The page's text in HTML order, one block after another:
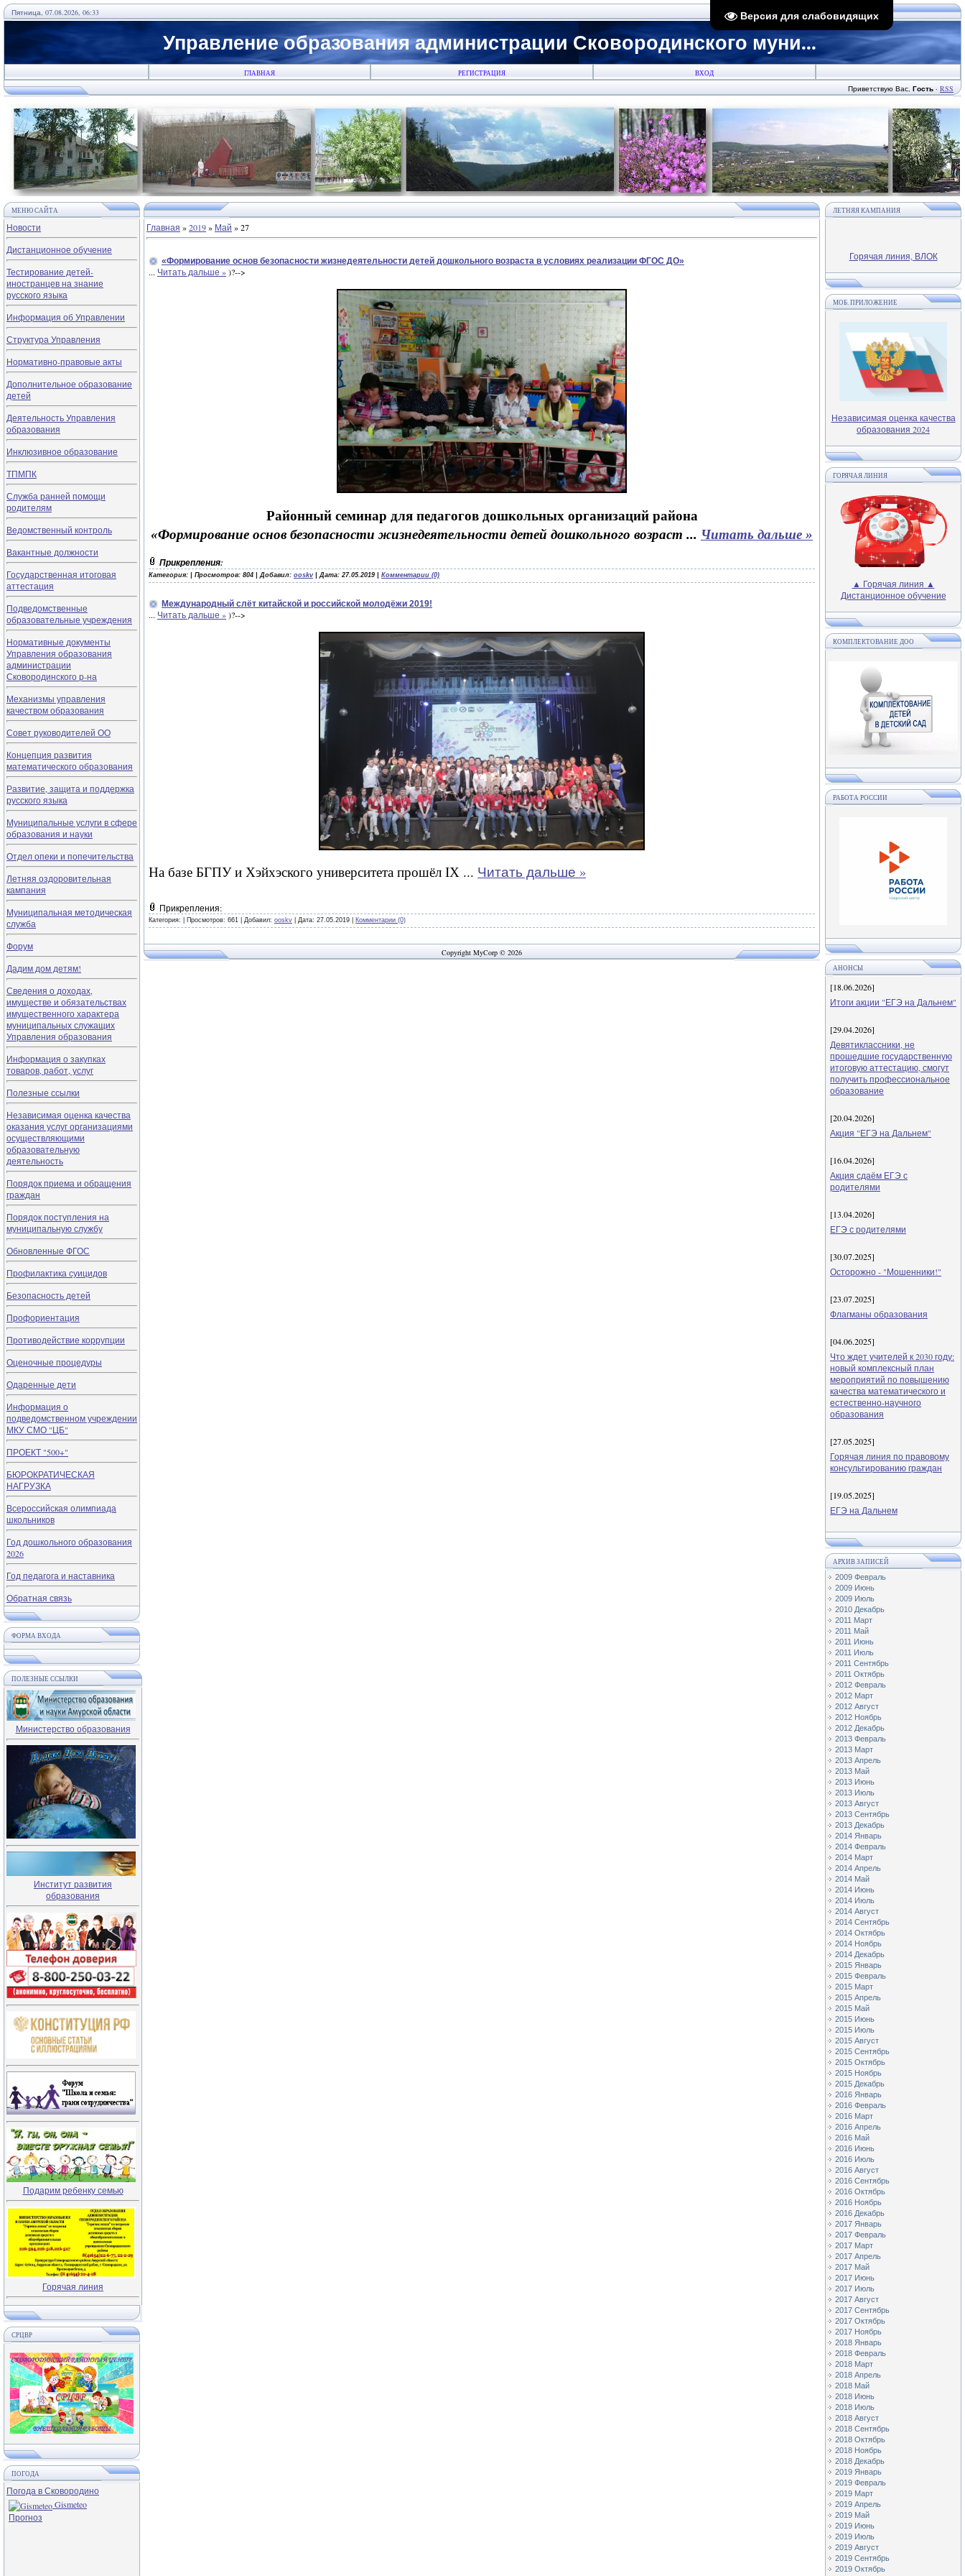
Версия для слабовидящих
Пятница, 07.08.2026, 06:33
Управление образования администрации Сковородинского муни...
ГЛАВНАЯ РЕГИСТРАЦИЯ ВХОД
Приветствую Вас, Гость · RSS
МЕНЮ САЙТА
Новости
Дистанционное обучение
Тестирование детей-
иностранцев на знание
русского языка
Информация об Управлении
Структура Управления
Нормативно-правовые акты
Дополнительное образование
детей
Деятельность Управления
образования
Инклюзивное образование
ТПМПК
Служба ранней помощи
родителям
Ведомственный контроль
Вакантные должности
Государственная итоговая
аттестация
Подведомственные
образовательные учреждения
Нормативные документы
Управления образования
администрации
Сковородинского р-на
Механизмы управления
качеством образования
Совет руководителей ОО
Концепция развития
математического образования
Развитие, защита и поддержка
русского языка
Муниципальные услуги в сфере
образования и науки
Отдел опеки и попечительства
Летняя оздоровительная
кампания
Муниципальная методическая
служба
Форум
Дадим дом детям!
Сведения о доходах,
имуществе и обязательствах
имущественного характера
муниципальных служащих
Управления образования
Информация о закупках
товаров, работ, услуг
Полезные ссылки
Независимая оценка качества
оказания услуг организациями
осуществляющими
образовательную
деятельность
Порядок приема и обращения
граждан
Порядок поступления на
муниципальную службу
Обновленные ФГОС
Профилактика суицидов
Безопасность детей
Профориентация
Противодействие коррупции
Оценочные процедуры
Одаренные дети
Информация о
подведомственном учреждении
МКУ СМО "ЦБ"
ПРОЕКТ "500+"
БЮРОКРАТИЧЕСКАЯ
НАГРУЗКА
Всероссийская олимпиада
школьников
Год дошкольного образования
2026
Год педагога и наставника
Обратная связь
ФОРМА ВХОДА
ПОЛЕЗНЫЕ ССЫЛКИ
Министерство образования
Институт развития
образования
Подарим ребенку семью
Горячая линия
СРЦВР
ПОГОДА
Погода в Сковородино
Gismeteo
Прогноз
Главная »2019» Май »27
«Формирование основ безопасности жизнедеятельности детей дошкольного возраста в условиях реализации ФГОС ДО»
... Читать дальше »)?-->
Районный семинар для педагогов дошкольных организаций района
«Формирование основ безопасности жизнедеятельности детей дошкольного возраст ... Читать дальше »
Прикрепления:
Категория: Просмотров: 804 |Добавил: ooskv| Дата: 27.05.2019 Комментарии (0)
Международный слёт китайской и российской молодёжи 2019!
... Читать дальше »)?-->
На базе БГПУ и Хэйхэского университета прошёл IX ... Читать дальше »
Прикрепления:
Категория: Просмотров: 661 | Добавил: ooskv Дата: 27.05.2019 Комментарии (0)
Copyright MyCorp © 2026
ЛЕТНЯЯ КАМПАНИЯ
Горячая линия, ВЛОК
МОБ. ПРИЛОЖЕНИЕ
Независимая оценка качества
образования 2024
ГОРЯЧАЯ ЛИНИЯ
▲ Горячая линия ▲
Дистанционное обучение
КОМПЛЕКТОВАНИЕ ДОО
РАБОТА РОССИИ
АНОНСЫ
[18.06.2026]
Итоги акции "ЕГЭ на Дальнем"
[29.04.2026]
Девятиклассники, не
прошедшие государственную
итоговую аттестацию, смогут
получить профессиональное
образование
[20.04.2026]
Акция "ЕГЭ на Дальнем"
[16.04.2026]
Акция сдаём ЕГЭ с
родителями
[13.04.2026]
ЕГЭ с родителями
[30.07.2025]
Осторожно - "Мошенники!"
[23.07.2025]
Флагманы образования
[04.06.2025]
Что ждет учителей к 2030 году:
новый комплексный план
мероприятий по повышению
качества математического и
естественно-научного
образования
[27.05.2025]
Горячая линия по правовому
консультированию граждан
[19.05.2025]
ЕГЭ на Дальнем
АРХИВ ЗАПИСЕЙ
2009 Февраль
2009 Июнь
2009 Июль
2010 Декабрь
2011 Март
2011 Май
2011 Июнь
2011 Июль
2011 Сентябрь
2011 Октябрь
2012 Февраль
2012 Март
2012 Август
2012 Ноябрь
2012 Декабрь
2013 Февраль
2013 Март
2013 Апрель
2013 Май
2013 Июнь
2013 Июль
2013 Август
2013 Сентябрь
2013 Декабрь
2014 Январь
2014 Февраль
2014 Март
2014 Апрель
2014 Май
2014 Июнь
2014 Июль
2014 Август
2014 Сентябрь
2014 Октябрь
2014 Ноябрь
2014 Декабрь
2015 Январь
2015 Февраль
2015 Март
2015 Апрель
2015 Май
2015 Июнь
2015 Июль
2015 Август
2015 Сентябрь
2015 Октябрь
2015 Ноябрь
2015 Декабрь
2016 Январь
2016 Февраль
2016 Март
2016 Апрель
2016 Май
2016 Июнь
2016 Июль
2016 Август
2016 Сентябрь
2016 Октябрь
2016 Ноябрь
2016 Декабрь
2017 Январь
2017 Февраль
2017 Март
2017 Апрель
2017 Май
2017 Июнь
2017 Июль
2017 Август
2017 Сентябрь
2017 Октябрь
2017 Ноябрь
2018 Январь
2018 Февраль
2018 Март
2018 Апрель
2018 Май
2018 Июнь
2018 Июль
2018 Август
2018 Сентябрь
2018 Октябрь
2018 Ноябрь
2018 Декабрь
2019 Январь
2019 Февраль
2019 Март
2019 Апрель
2019 Май
2019 Июнь
2019 Июль
2019 Август
2019 Сентябрь
2019 Октябрь